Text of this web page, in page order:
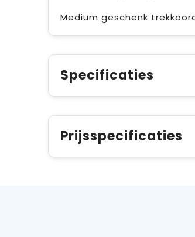
Medium geschenk
Specificaties
Prijsspecificaties